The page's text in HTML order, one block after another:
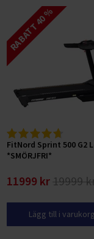
RABATT 40 %
FitNord Sprint 500 G2
*SMÖRJFRI*
11999 kr 19999
Lägg till i